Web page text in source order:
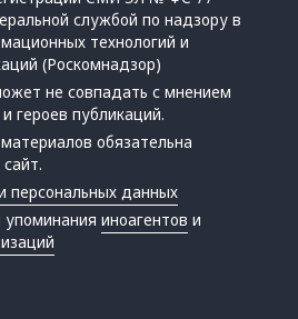
службой по надзору в
технологий и
(Роскомнадзор)
не совпадать с мнением
героев публикаций.
обязательна
персональных данных
упоминанияиноагентов и